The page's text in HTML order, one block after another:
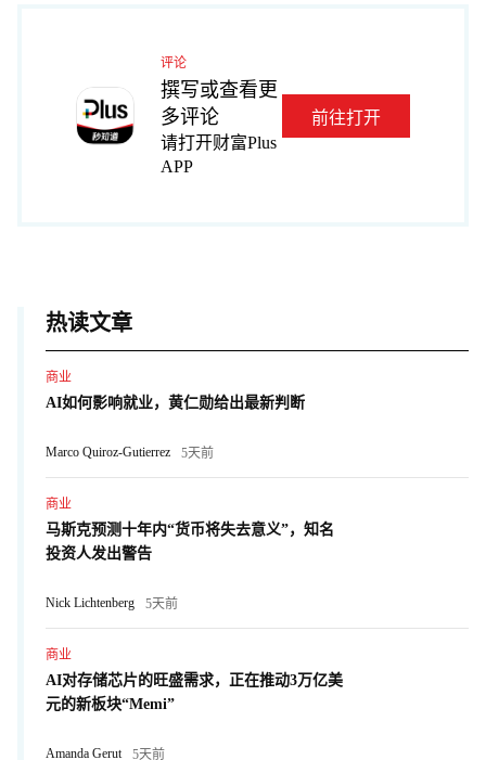
评论
撰写或查看更
多评论
请打开财富Plus
APP
前往打开
热读文章
商业
AI如何影响就业，黄仁勋给出最新判断
Marco Quiroz-Gutierrez 5天前
商业
马斯克预测十年内“货币将失去意义”，知名
投资人发出警告
Nick Lichtenberg 5天前
商业
AI对存储芯片的旺盛需求，正在推动3万亿美
元的新板块“Memi”
Amanda Gerut 5天前